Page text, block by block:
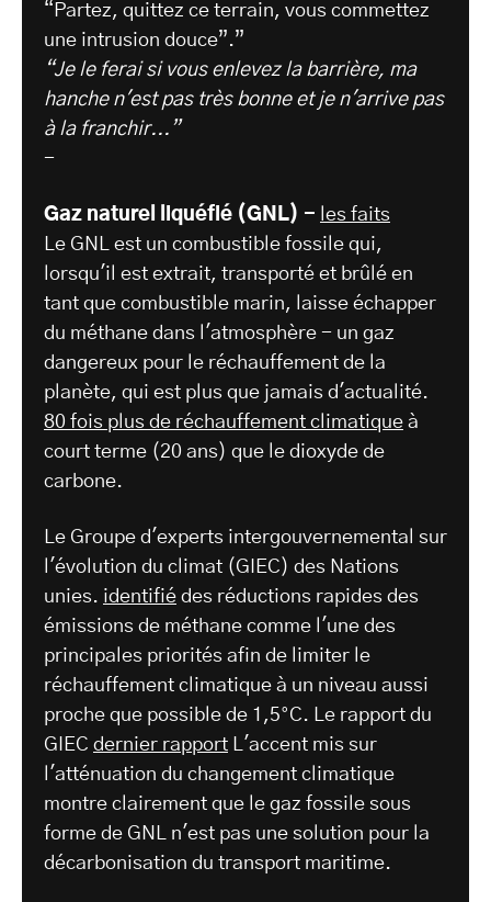
“Partez, quittez ce terrain, vous commettez
une intrusion douce”.”
“Je le ferai si vous enlevez la barrière, ma
hanche n'est pas très bonne et je n'arrive pas
à la franchir...”
-
Gaz naturel liquéfié (GNL) - les faits
Le GNL est un combustible fossile qui,
lorsqu'il est extrait, transporté et brûlé en
tant que combustible marin, laisse échapper
du méthane dans l'atmosphère - un gaz
dangereux pour le réchauffement de la
planète, qui est plus que jamais d'actualité.
80 fois plus de réchauffement climatique à
court terme (20 ans) que le dioxyde de
carbone.
Le Groupe d'experts intergouvernemental sur
l'évolution du climat (GIEC) des Nations
unies. identifié des réductions rapides des
émissions de méthane comme l'une des
principales priorités afin de limiter le
réchauffement climatique à un niveau aussi
proche que possible de 1,5°C. Le rapport du
GIEC dernier rapport L'accent mis sur
l'atténuation du changement climatique
montre clairement que le gaz fossile sous
forme de GNL n'est pas une solution pour la
décarbonisation du transport maritime.